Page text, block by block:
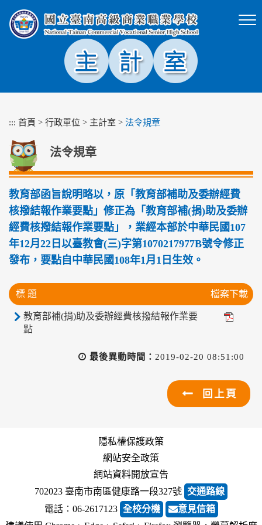
塊
::: 首頁 > 行政單位 > 主計室 > 法令規章
法令規章
教育部函旨說明略以，原「教育部補助及委辦經費
核撥結報作業要點」修正為「教育部補(捐)助及委辦
經費核撥結報作業要點」，業經本部於中華民國107
年12月22日以臺教會(三)字第1070217977B號令修正
發布，要點自中華民國108年1月1日生效。
標 題 檔案下載
教育部補(捐)助及委辦經費核撥結報作業要
點
最後異動時間： 2019-02-20 08:51:00
回上頁
隱私權保護政策
網站安全政策
網站資料開放宣告
702023 臺南市南區健康路一段327號 交通路線
電話︰06-2617123 全校分機
意見信箱